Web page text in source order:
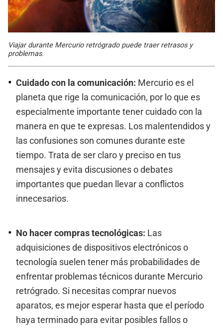
Viajar durante Mercurio retrógrado puede traer retrasos y
problemas.
Cuidado con la comunicación: Mercurio es el
planeta que rige la comunicación, por lo que es
especialmente importante tener cuidado con la
manera en que te expresas. Los malentendidos y
las confusiones son comunes durante este
tiempo. Trata de ser claro y preciso en tus
mensajes y evita discusiones o debates
importantes que puedan llevar a conflictos
innecesarios.
No hacer compras tecnológicas: Las
adquisiciones de dispositivos electrónicos o
tecnología suelen tener más probabilidades de
enfrentar problemas técnicos durante Mercurio
retrógrado. Si necesitas comprar nuevos
aparatos, es mejor esperar hasta que el período
haya terminado para evitar posibles fallos o